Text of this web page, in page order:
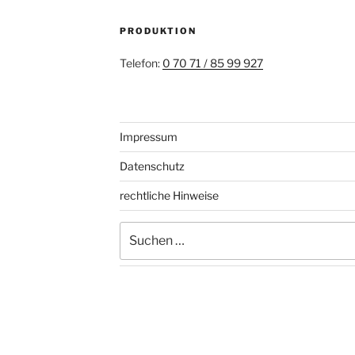
PRODUKTION
Telefon: 0 70 71 / 85 99 927
Impressum
Datenschutz
rechtliche Hinweise
nach: